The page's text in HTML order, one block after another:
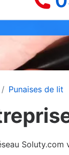
Punaises de lit